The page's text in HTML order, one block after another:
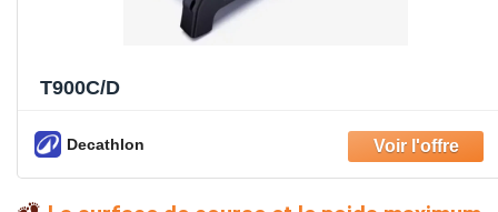
T900C/D
Decathlon